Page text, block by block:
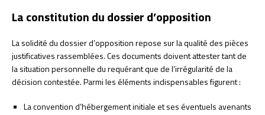
La constitution du dossier d’opposition
La solidité du dossier d’opposition repose sur la qualité des pièces
justificatives rassemblées. Ces documents doivent attester tant de
la situation personnelle du requérant que de l’irrégularité de la
décision contestée. Parmi les éléments indispensables figurent :
La convention d’hébergement initiale et ses éventuels avenants